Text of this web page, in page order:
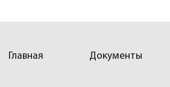
Главная Документы